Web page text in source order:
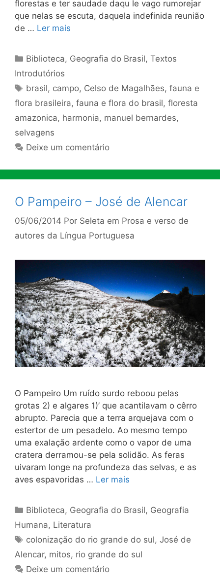
florestas e ter saudade daqu le vago rumorejar
que nelas se escuta, daquela indefinida reunião
de … Ler mais
Categorias
Biblioteca, Geografia do Brasil,Textos
Introdutórios
Tags
brasil, campo, Celso de Magalhães,fauna e
flora brasileira, fauna e flora do brasil, floresta
amazonica, harmonia, manuel bernardes,
selvagens
Deixe um comentário
O Pampeiro – José de Alencar
05/06/2014 Por Seleta em Prosa e verso de
autores da Língua Portuguesa
O Pampeiro Um ruído surdo reboou pelas
grotas 2) e algares 1)’ que acantilavam o cêrro
abrupto. Parecia que a terra arquejava com o
estertor de um pesadelo. Ao mesmo tempo
uma exalação ardente como o vapor de uma
cratera derramou-se pela solidão. As feras
uivaram longe na pro­fundeza das selvas, e as
aves espavoridas … Ler mais
Categorias
Biblioteca, Geografia do Brasil, Geografia
Humana, Literatura
Tags
colonização do rio grande do sul,José de
Alencar, mitos, rio grande do sul
Deixe um comentário